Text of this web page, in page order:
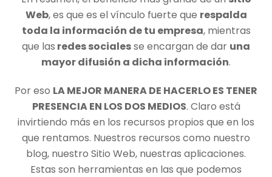
Web, es que es el vínculo fuerte que respalda
toda la información de tu empresa, mientras
que las redes socialesse encargan de dar una
mayor difusión a dicha información.
Por eso LA MEJOR MANERA DE HACERLO ES TENER
PRESENCIA EN LOS DOS MEDIOS. Claro está
invirtiendo más en los recursos propios que en los
que rentamos. Nuestros recursos como nuestro
blog, nuestro Sitio Web, nuestras aplicaciones.
Estas son herramientas en las que podemos